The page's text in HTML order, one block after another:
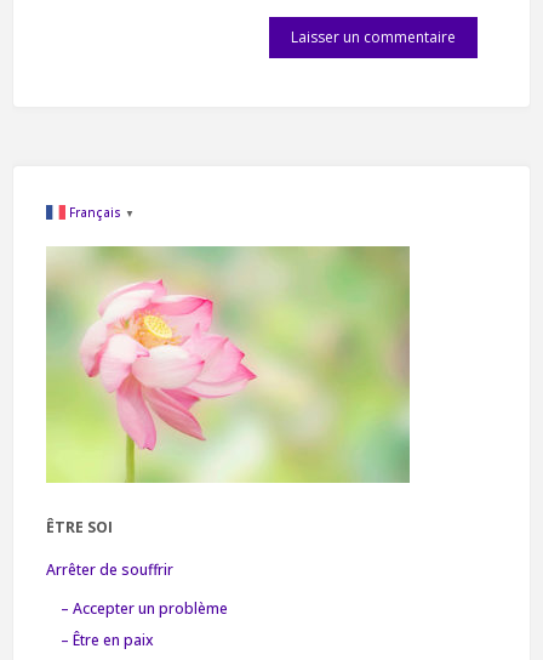
Français ▼
ÊTRE SOI
Arrêter de souffrir
– Accepter un problème
– Être en paix